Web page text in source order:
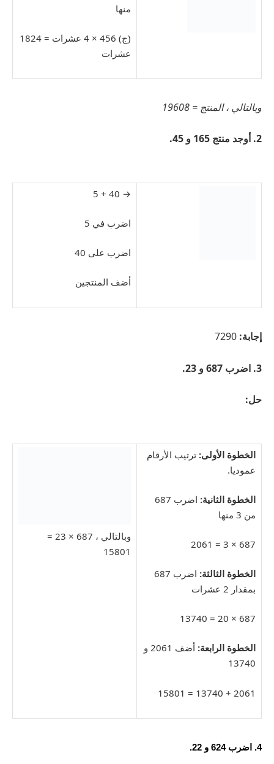
منها
(ج) 456 × 4 عشرات = 1824
عشرات
وبالتالي ، المنتج = 19608
2. أوجد منتج 165 و 45.
→ 40 + 5
اضرب في 5
اضرب على 40
أضف المنتجين
إجابة:
3. اضرب 687 و 23.
حل:
الخطوة الأولى: ترتيب الأرقام
عموديا.
الخطوة الثانية:
اضرب 687
من 3 منها
687 × 3 = 2061
الخطوة الثالثة:
اضرب 687
بمقدار 2 عشرات
687 × 20 = 13740
الخطوة الرابعة:
أضف 2061 و
13740
2061 + 13740 = 15801
وبالتالي ، 687 × 23 =
15801
4. اضرب 624 و 22.